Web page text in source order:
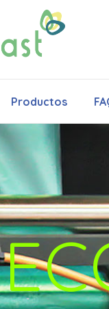
Productos